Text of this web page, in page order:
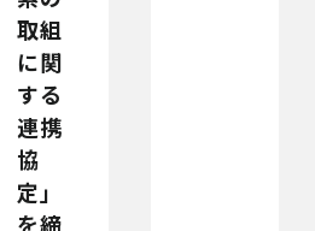
取組
に関
する
連携
協
定」
を締